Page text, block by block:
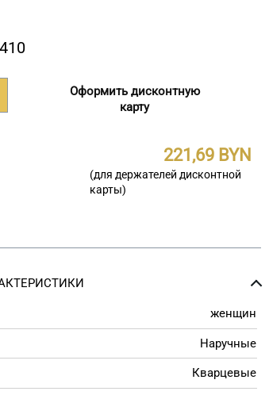
Оформить дисконтную
карту
221,69
(для держателей дисконтной
карты)
женщин
Наручные
Кварцевые